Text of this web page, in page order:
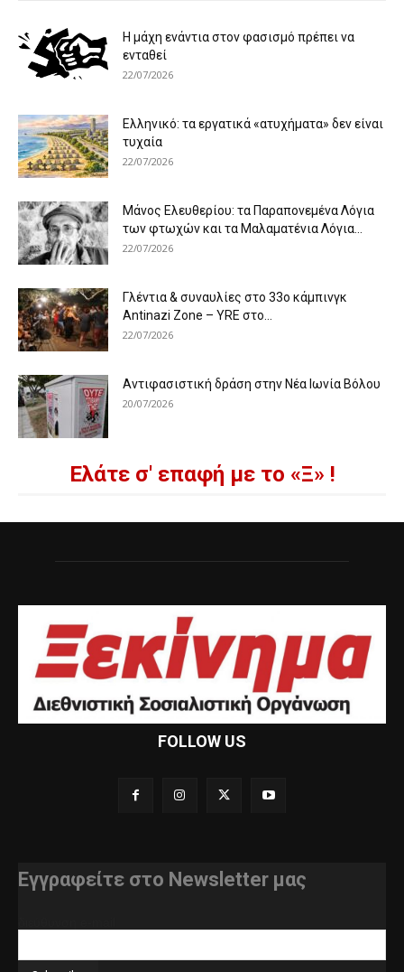
Η μάχη ενάντια στον φασισμό πρέπει να
ενταθεί
22/07/2026
Ελληνικό: τα εργατικά «ατυχήματα» δεν είναι
τυχαία
22/07/2026
Μάνος Ελευθερίου: τα Παραπονεμένα Λόγια
των φτωχών και τα Μαλαματένια Λόγια...
22/07/2026
Γλέντια & συναυλίες στο 33ο κάμπινγκ
Antinazi Zone – YRE στο...
22/07/2026
Αντιφασιστική δράση στην Νέα Ιωνία Βόλου
20/07/2026
Ελάτε σ' επαφή με το «Ξ» !
FOLLOW US
Εγγραφείτε στο Newsletter μας